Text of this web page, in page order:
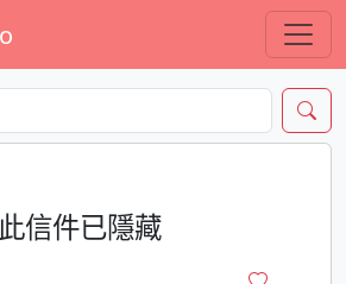
此信件已隱藏